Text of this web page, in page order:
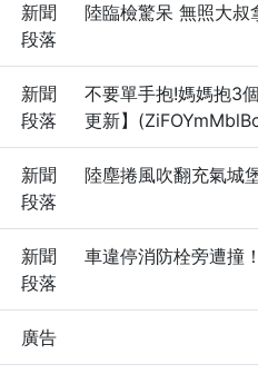
新聞
段落
陸臨檢驚呆 無照大叔
新聞
段落
不要單手抱!媽媽抱3
更新】
新聞
段落
陸塵捲風吹翻充氣城
新聞
段落
車違停消防栓旁遭撞
廣告